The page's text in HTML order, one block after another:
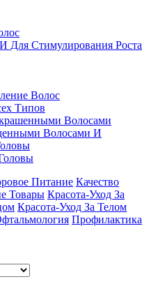
Для Стимулирования Роста
Волос
Типов
Волосами
Волосами И
Питание Качество
Товары Красота-Уход За
Красота-Уход За Телом
Профилактика